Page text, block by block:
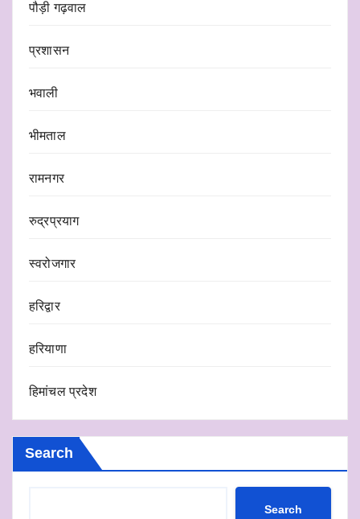
पौड़ी गढ़वाल
प्रशासन
भवाली
भीमताल
रामनगर
रुद्रप्रयाग
स्वरोजगार
हरिद्वार
हरियाणा
हिमांचल प्रदेश
Search
Search